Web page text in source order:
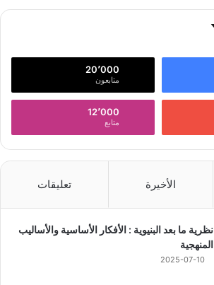
20٬000
متابعون
12٬000
متابع
الأخيرة تعليقات
نظرية ما بعد البنيوية : الأفكار الأساسية والأساليب
المنهجية
2025-07-10